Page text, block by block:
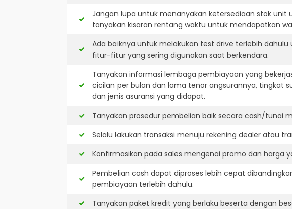
Jangan lupa untuk menanyakan ketersediaan stok
tanyakan kisaran rentang waktu untuk mendapatkan
Ada baiknya untuk melakukan test drive terlebih
fitur-fitur yang sering digunakan saat berkendara.
Tanyakan informasi lembaga pembiayaan yang
cicilan per bulan dan lama tenor angsurannya, tingkat
dan jenis asuransi yang didapat.
Tanyakan prosedur pembelian baik secara cash/tunai
Selalu lakukan transaksi menuju rekening dealer atau
Konfirmasikan pada sales mengenai promo dan
Pembelian cash dapat diproses lebih cepat
pembiayaan terlebih dahulu.
Tanyakan paket kredit yang berlaku beserta dengan